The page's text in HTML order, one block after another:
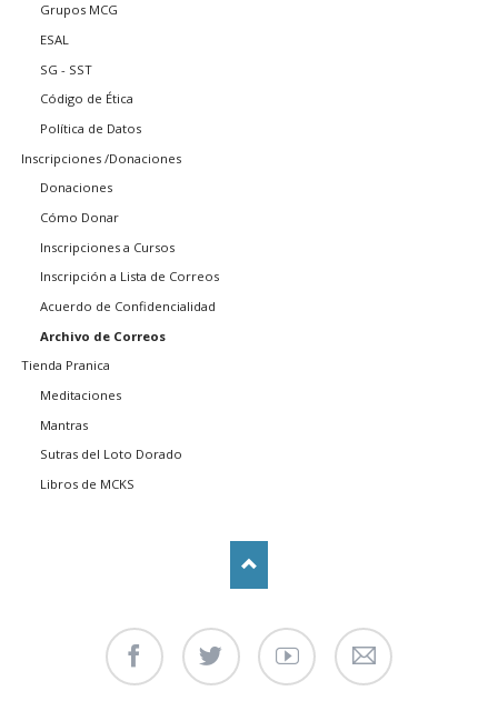
Grupos MCG
ESAL
SG - SST
Código de Ética
Política de Datos
Inscripciones /Donaciones
Donaciones
Cómo Donar
Inscripciones a Cursos
Inscripción a Lista de Correos
Acuerdo de Confidencialidad
Archivo de Correos
Tienda Pranica
Meditaciones
Mantras
Sutras del Loto Dorado
Libros de MCKS